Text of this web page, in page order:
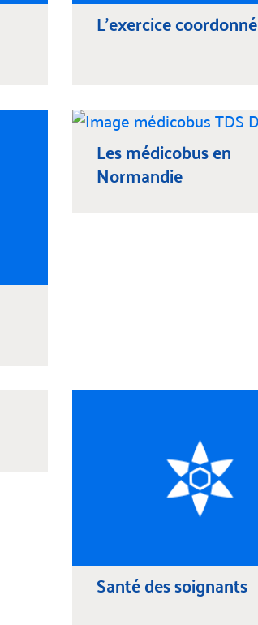
L'exercice coordonné
Les médicobus en
Normandie
Santé des soignants